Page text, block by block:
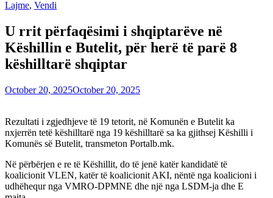
for:
Lajme, Vendi
U rrit përfaqësimi i shqiptarëve në
Këshillin e Butelit, për herë të parë 8
këshilltarë shqiptar
October 20, 2025October 20, 2025
Rezultati i zgjedhjeve të 19 tetorit, në Komunën e Butelit ka
nxjerrën tetë këshilltarë nga 19 këshilltarë sa ka gjithsej Këshilli i
Komunës së Butelit, transmeton Portalb.mk.
Në përbërjen e re të Këshillit, do të jenë katër kandidatë të
koalicionit VLEN, katër të koalicionit AKI, nëntë nga koalicioni i
udhëhequr nga VMRO-DPMNE dhe një nga LSDM-ja dhe E